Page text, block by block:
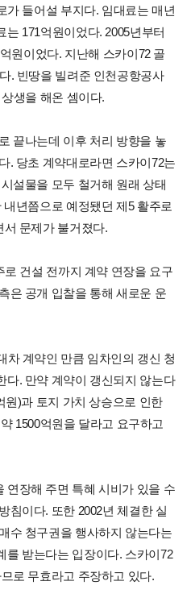
가 들어설 부지다. 임대료는 매년
171억원이었다. 2005년부터
원이었다. 지난해 스카이72 골
. 빈땅을 빌려준 인천공항공사
생을 해온 셈이다.
끝나는데 이후 처리 방향을 놓
. 당초 계약대로라면 스카이72는
설물을 모두 철거해 원래 상태
년쯤으로 예정됐던 제5 활주로
서 문제가 불거졌다.
건설 전까지 계약 연장을 요구
은 공개 입찰을 통해 새로운 운
차 계약인 만큼 임차인의 갱신 청
다. 만약 계약이 갱신되지 않는다
원)과 토지 가치 상승으로 인한
1500억원을 달라고 요구하고
연장해 주면 특혜 시비가 있을 수
침이다. 또한 2002년 체결한 실
수 청구권을 행사하지 않는다는
를 받는다는 입장이다. 스카이72
로 무효라고 주장하고 있다.